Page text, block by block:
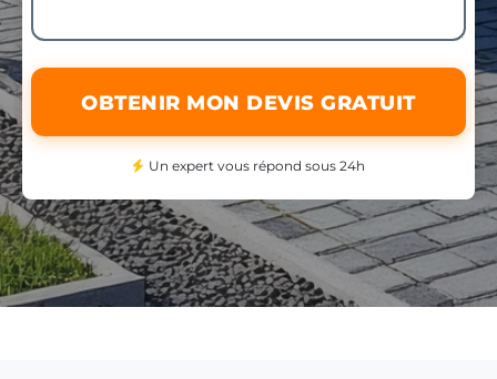
OBTENIR MON DEVIS GRATUIT
Un expert vous répond sous 24h